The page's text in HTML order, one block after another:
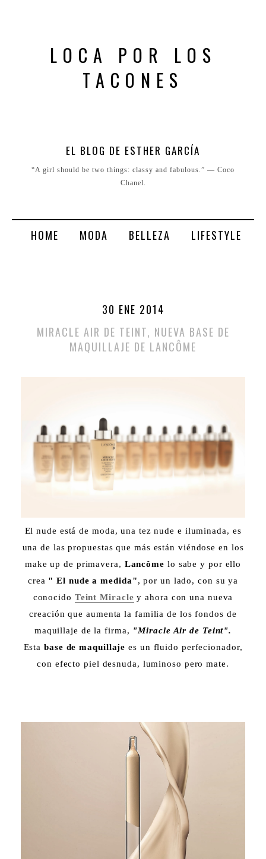
LOCA POR LOS
TACONES
EL BLOG DE ESTHER GARCÍA
“A girl should be two things: classy and fabulous.” ― Coco
Chanel.
HOME MODA BELLEZA LIFESTYLE
30 ENE 2014
MIRACLE AIR DE TEINT, NUEVA BASE DE
MAQUILLAJE DE LANCÔME
El nude está de moda, una tez nude e iluminada, es
una de las propuestas que más están viéndose en los
make up de primavera, Lancôme lo sabe y por ello
crea " El nude a medida", por un lado, con su ya
conocido Teint Miracle y ahora con una nueva
creación que aumenta la familia de los fondos de
maquillaje de la firma, "Miracle Air de Teint".
Estabase de maquillaje es un fluido perfecionador,
con efecto piel desnuda, luminoso pero mate.